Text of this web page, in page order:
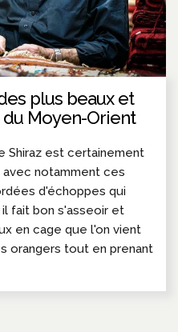
plus beaux et
Moyen-Orient
Shiraz est certainement
avec notamment ces
d'échoppes qui
fait bon s'asseoir et
en cage que l'on vient
orangers tout en prenant